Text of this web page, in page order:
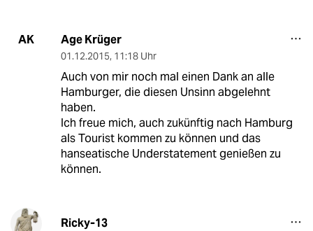
AK Age Krüger
01.12.2015, 11:18 Uhr
Auch von mir noch mal einen Dank an alle
Hamburger, die diesen Unsinn abgelehnt
haben.
Ich freue mich, auch zukünftig nach Hamburg
als Tourist kommen zu können und das
hanseatische Understatement genießen zu
können.
Ricky-13